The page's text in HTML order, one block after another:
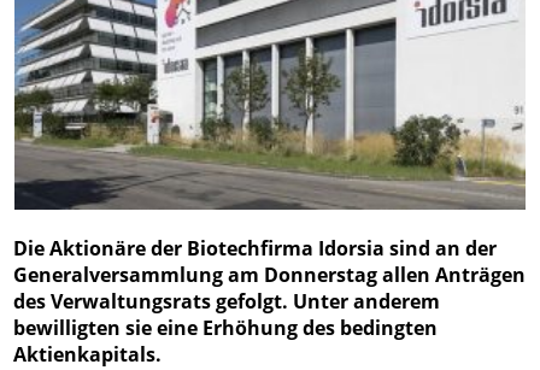
Die Aktionäre der Biotechfirma Idorsia sind an der
Generalversammlung am Donnerstag allen Anträgen
des Verwaltungsrats gefolgt. Unter anderem
bewilligten sie eine Erhöhung des bedingten
Aktienkapitals.